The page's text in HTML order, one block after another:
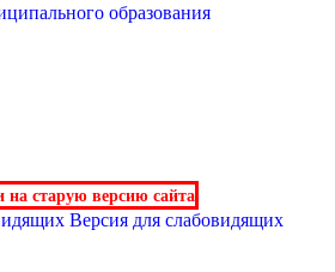
образования
на старую версию сайта
Версия для слабовидящих